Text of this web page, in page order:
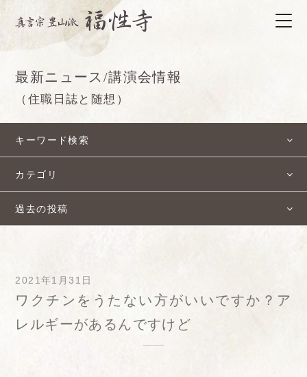
最新ニュース/講演会情報
（住職日誌と随想）
キーワード検索
カテゴリ
過去の投稿
2021年1月31日
ワクチンをうたない方がいいですか？ア
レルギーがあるんですけど